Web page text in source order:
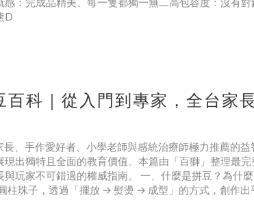
D
百科｜從入門到專家，全台家
、手作愛好者、小學老師與感統治療師極力推薦的益
出獨特且全面的教育價值。本篇由「百獅」整理最完
玩家不可錯過的權威指南。 一、什麼是拼豆？為什
柱珠子，透過「擺放 → 熨燙 → 成型」的方式，創作